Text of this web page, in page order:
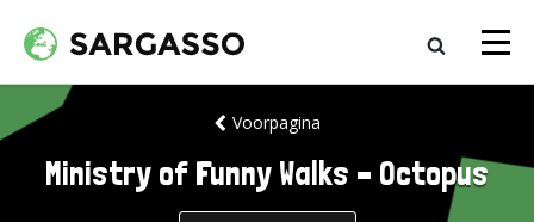
Voorpagina
Ministry of Funny Walks – Octopus